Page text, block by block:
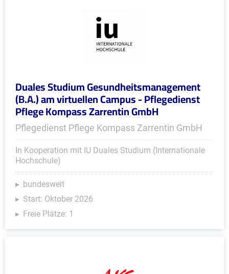
Duales Studium Gesundheitsmanagement
(B.A.) am virtuellen Campus - Pflegedienst
Pflege Kompass Zarrentin GmbH
Pflegedienst Pflege Kompass Zarrentin GmbH
In Kooperation mit IU Duales Studium (Internationale
Hochschule)
bundesweit
Start: Oktober 2026
Freie Plätze: 1